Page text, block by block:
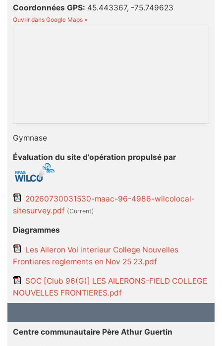
Coordonnées GPS: 45.443367, -75.749623
Ouvrir dans Google Maps »
Gymnase
Évaluation du site d’opération propulsé par
20260730031530-maac-96-4986-wilcolocal-
sitesurvey.pdf (current)
Diagrammes
Les Aileron Vol interieur College Nouvelles
Frontieres reglements en Nov 25 23.pdf
SOC [Club 96(G)] LES AILERONS-FIELD COLLEGE
NOUVELLES FRONTIERES.pdf
Centre communautaire Père Athur Guertin